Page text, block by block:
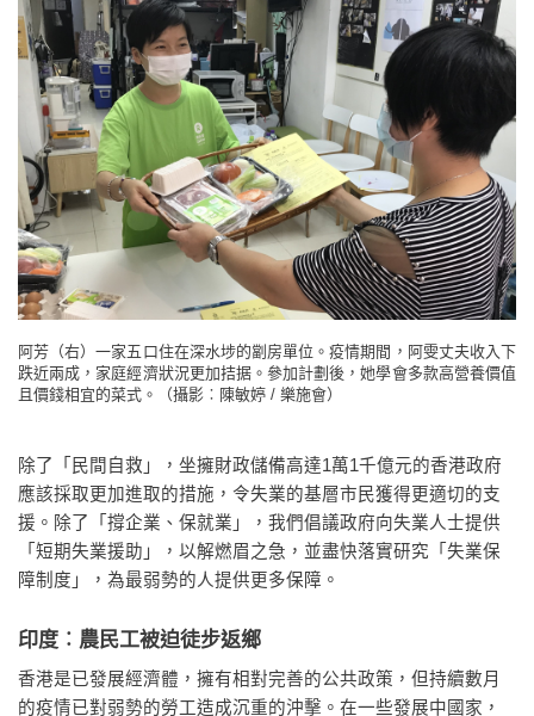
阿芳（右）一家五口住在深水埗的劏房單位。疫情期間，阿雯丈夫收入下
跌近兩成，家庭經濟狀況更加拮据。參加計劃後，她學會多款高營養價值
且價錢相宜的菜式。（攝影︰陳敏婷 / 樂施會）
除了「民間自救」，坐擁財政儲備高達1萬1千億元的香港政府
應該採取更加進取的措施，令失業的基層市民獲得更適切的支
援。除了「撐企業、保就業」，我們倡議政府向失業人士提供
「短期失業援助」，以解燃眉之急，並盡快落實研究「失業保
障制度」，為最弱勢的人提供更多保障。
印度︰農民工被迫徒步返鄉
香港是已發展經濟體，擁有相對完善的公共政策，但持續數月
的疫情已對弱勢的勞工造成沉重的沖擊。在一些發展中國家，